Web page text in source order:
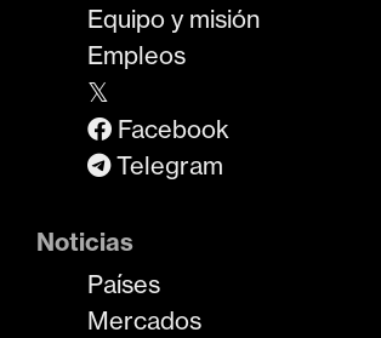
Equipo y misión
Empleos
𝕏
Facebook
Telegram
Noticias
Países
Mercados